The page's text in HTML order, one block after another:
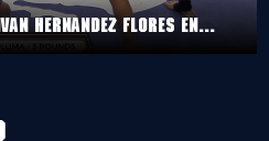
Hernandez Flores en...